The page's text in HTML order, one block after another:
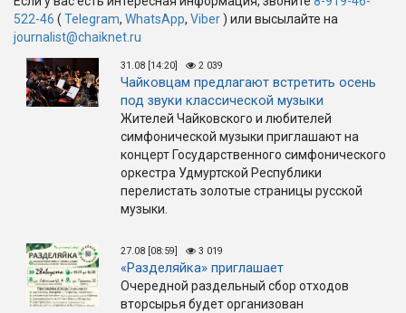
522-46 ( Telegram, WhatsApp, Viber) или высылайте на
journalist@chaiknet.ru
31.08 [14:20] 2 039
Чайковцам предлагают встретить осень
под звуки классической музыки
Жителей Чайковского и любителей
симфонической музыки приглашают на
концерт Государственного симфонического
оркестра Удмуртской Республики
перелистать золотые страницы русской
музыки.
27.08 [08:59] 3 019
«Разделяйка» приглашает
Очередной раздельный сбор отходов
вторсырья будет организован